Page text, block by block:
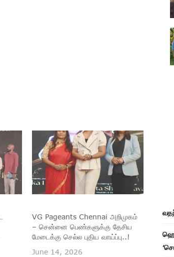
VG Pageants Chennai அறிமுகம்
– சென்னை பெண்களுக்கு தேசிய
மேடைக்கு செல்ல புதிய வாய்ப்பு..!
June 14, 2026